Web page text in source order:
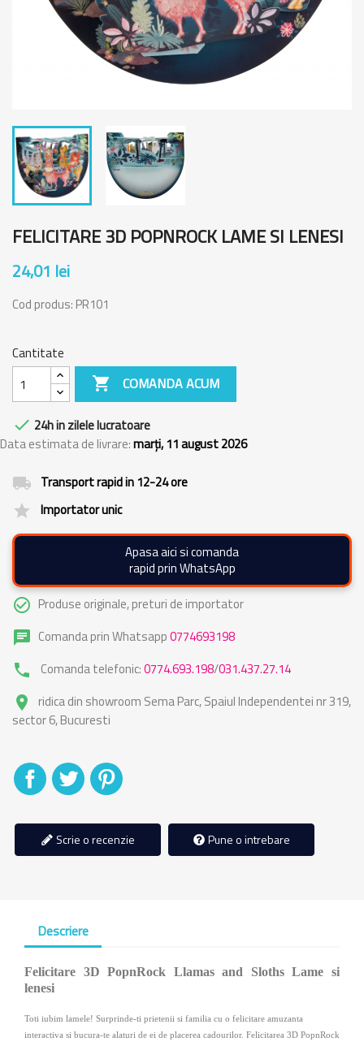
FELICITARE 3D POPNROCK LAME SI LENESI
24,01 lei
Cod produs: PR101
Cantitate
 COMANDA ACUM
 24h in zilele lucratoare
Data estimata de livrare:marți, 11 august 2026
local_shipping Transport rapid in 12-24 ore
grade Importator unic
Apasa aici si comanda
rapid prin WhatsApp
check_circle_outline Produse originale, preturi de importator
chat Comanda prin Whatsapp0774693198
phone Comanda telefonic:0774.693.198/031.437.27.14
place
ridica din showroom Sema Parc, Spaiul Independentei nr 319,
sector 6, Bucuresti
DistribuitiTweet
Scrie o recenzie Pune o intrebare
Descriere
Felicitare 3D PopnRock Llamas and Sloths Lame si
lenesi
Toti iubim lamele! Surprinde-ti prietenii si familia cu o felicitare amuzanta
interactiva si bucura-te alaturi de ei de placerea cadourilor. Felicitarea 3D PopnRock